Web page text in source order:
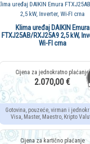
Klima uređaj DAIKIN Emura
FTXJ25AB/RXJ25A9 2,5 kW,
Wi-FI crna
2.070,00 €
Gotovina, pouzeće, virman i
Visa, Master, Maestro, Kripto